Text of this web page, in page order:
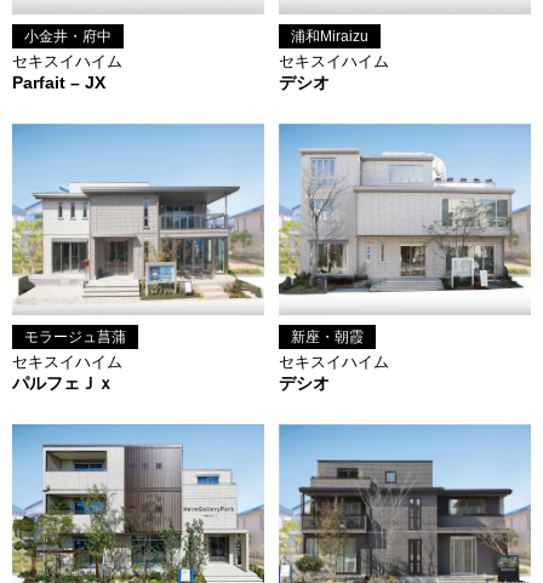
小金井・府中
セキスイハイム
Parfait – JX
浦和Miraizu
セキスイハイム
デシオ
モラージュ菖蒲
セキスイハイム
パルフェＪｘ
新座・朝霞
セキスイハイム
デシオ